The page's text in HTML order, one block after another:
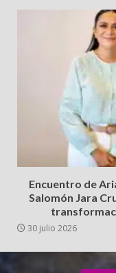
Encuentro de
Salomón Jara
30 julio 2026